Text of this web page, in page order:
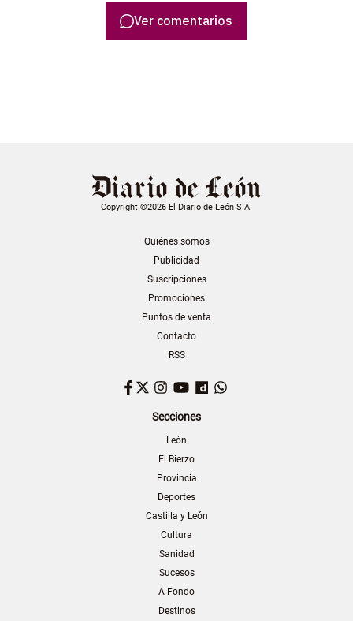
Ver comentarios
Copyright ©2026 El Diario de León S.A.
Quiénes somos
Publicidad
Suscripciones
Promociones
Puntos de venta
Contacto
RSS
Facebook
TwitterInstagram
YouTubeDailymotion
Secciones
León
El Bierzo
Provincia
Deportes
Castilla y León
Cultura
Sanidad
Sucesos
A Fondo
Destinos